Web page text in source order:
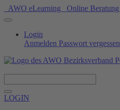
AWO eLearning Online Beratung
Login
Anmelden Passwort vergessen
LOGIN